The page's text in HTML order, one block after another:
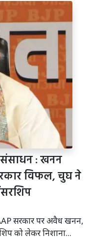
: खनन
विफल, चुघ ने
सरकार पर अवैध खनन,
को लेकर निशाना...